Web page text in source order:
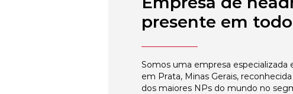
presente em
Somos uma empresa especializada
em Prata, Minas Gerais,
dos maiores NPs do mundo no